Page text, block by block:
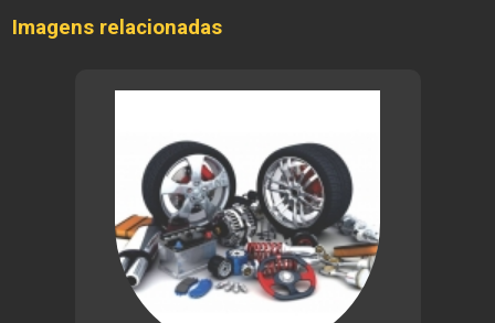
Imagens relacionadas